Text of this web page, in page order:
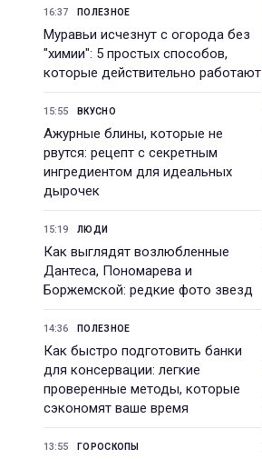
16:37 ПОЛЕЗНОЕ
Муравьи исчезнут с огорода без
"химии": 5 простых способов,
которые действительно работают
15:55 ВКУСНО
Ажурные блины, которые не
рвутся: рецепт с секретным
ингредиентом для идеальных
дырочек
15:19 ЛЮДИ
Как выглядят возлюбленные
Дантеса, Пономарева и
Боржемской: редкие фото звезд
14:36 ПОЛЕЗНОЕ
Как быстро подготовить банки
для консервации: легкие
проверенные методы, которые
сэкономят ваше время
13:55 ГОРОСКОПЫ